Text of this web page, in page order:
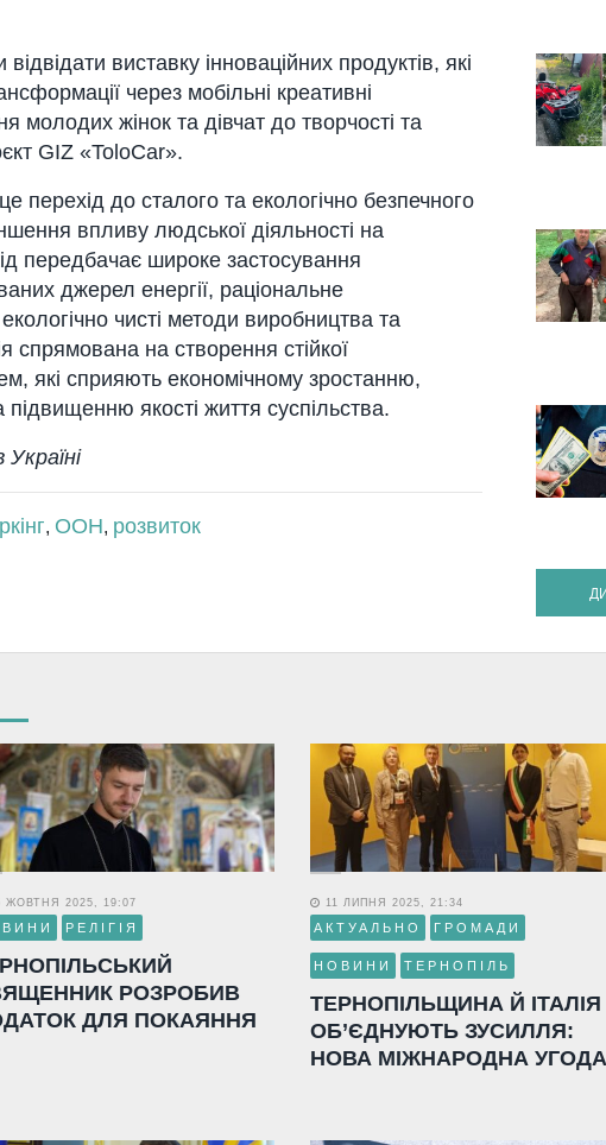
виставку інноваційних продуктів, які
через мобільні креативні
молодих жінок та дівчат до творчості та
GIZ «ToloCar».
до сталого та екологічно безпечного
впливу людської діяльності на
передбачає широке застосування
джерел енергії, раціональне
чисті методи виробництва та
на створення стійкої
які сприяють економічному зростанню,
якості життя суспільства.
, ООН, розвиток
ЖОВТНЯ 2025, 19:07
РЕЛІГІЯ
РОЗРОБИВ
ДЛЯ ПОКАЯННЯ
11 ЛИПНЯ 2025, 21:34
АКТУАЛЬНО ГРОМАДИ
НОВИНИ ТЕРНОПІЛЬ
ТЕРНОПІЛЬЩИНА Й ІТАЛІЯ
ОБ’ЄДНУЮТЬ ЗУСИЛЛЯ:
НОВА МІЖНАРОДНА УГОДА